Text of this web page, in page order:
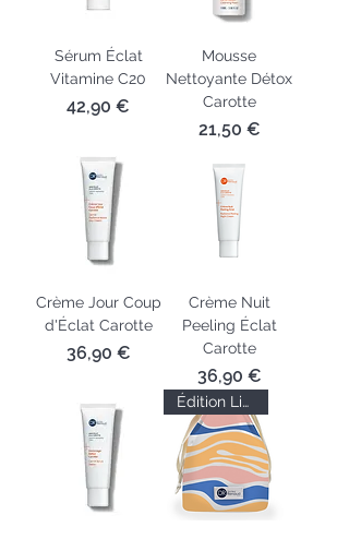
Sérum Éclat
Vitamine C20
Prix
42,90 €
Mousse
Nettoyante Détox
Carotte
Prix
21,50 €
Crème Jour Coup
d'Éclat Carotte
Prix
36,90 €
Crème Nuit
Peeling Éclat
Carotte
Prix
36,90 €
Édition Limitée